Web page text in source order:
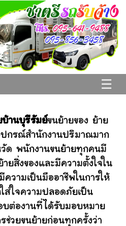
☰
บ้านบุรีรัมย์ขนย้ายของ ย้าย
กรณ์สำนักงานปริมาณมาก
วัด พนักงานขนย้ายทุกคนมี
ยสิ่งของและมีความตั้งใจใน
ความเป็นมืออาชีพในการให้
ส่ใจความปลอดภัยเป็น
บต่องานที่ได้รับมอบหมาย
วยขนย้ายก่อนทุกครั้งว่า